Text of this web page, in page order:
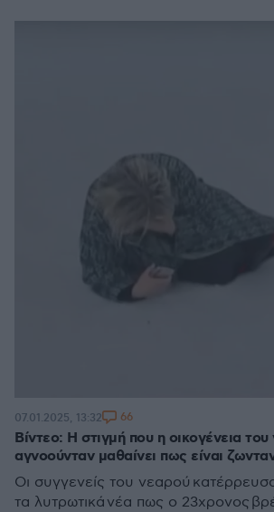
Βίντεο: Η στιγμή που η οικογένεια
αγνοούνταν μαθαίνει πως είναι
Οι συγγενείς του νεαρού
τα λυτρωτικά νέα πως ο 23χρονος
07.01.2025, 13:32 66